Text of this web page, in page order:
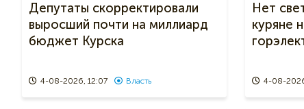
Депутаты скорректировали
выросший почти на миллиард
бюджет Курска
4-08-2026, 12:07 Власть
Нет
куряне
4-08-